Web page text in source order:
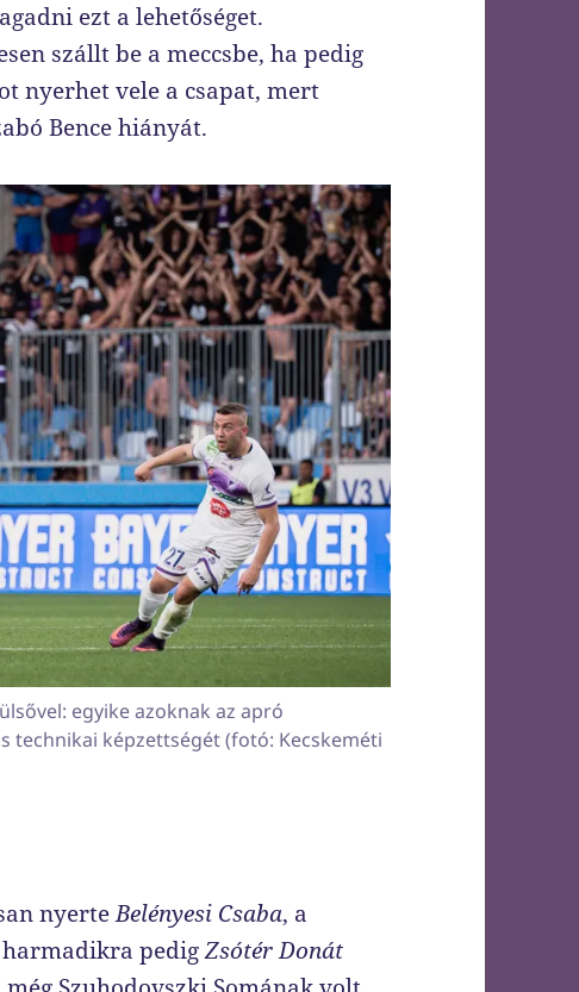
ezt a lehetőséget.
szállt be a meccsbe, ha pedig
nyerhet vele a csapat, mert
Bence hiányát.
egyike azoknak az apró
technikai képzettségét (fotó: Kecskeméti
nyerteBelényesi Csaba, a
harmadikra pedigZsótér Donát